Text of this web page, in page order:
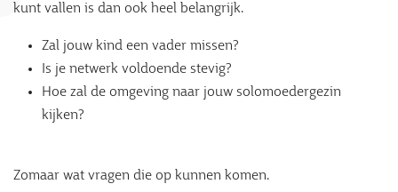
kunt vallen is dan ook heel belangrijk.
Zal jouw kind een vader missen?
Is je netwerk voldoende stevig?
Hoe zal de omgeving naar jouw solomoedergezin
kijken?
Zomaar wat vragen die op kunnen komen.